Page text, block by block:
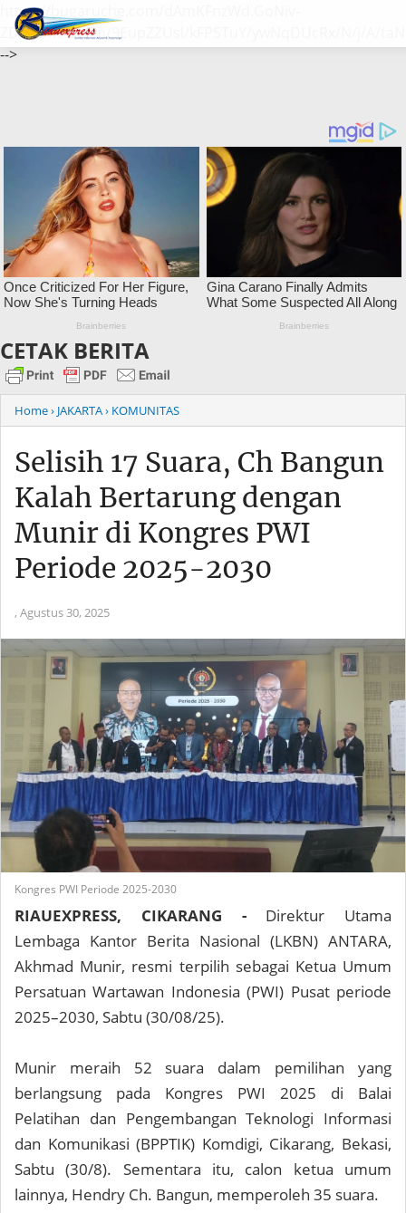
https://bugaruche.com/dAmKFnzWd.GoNiv-
ZDGvUM/DeFm/9EupZZUsl/kFPSTuY/ywNqDUcRx/N/j/A/
-->
CETAK BERITA
Home› JAKARTA› KOMUNITAS
Selisih 17 Suara, Ch Bangun
Kalah Bertarung dengan
Munir di Kongres PWI
Periode 2025-2030
, Agustus 30, 2025
Kongres PWI Periode 2025-2030
RIAUEXPRESS, CIKARANG -Direktur Utama
Lembaga Kantor Berita Nasional (LKBN) ANTARA,
Akhmad Munir, resmi terpilih sebagai Ketua Umum
Persatuan Wartawan Indonesia (PWI) Pusat periode
2025–2030, Sabtu (30/08/25).
Munir meraih 52 suara dalam pemilihan yang
berlangsung pada Kongres PWI 2025 di Balai
Pelatihan dan Pengembangan Teknologi Informasi
dan Komunikasi (BPPTIK) Komdigi, Cikarang, Bekasi,
Sabtu (30/8). Sementara itu, calon ketua umum
lainnya, Hendry Ch. Bangun, memperoleh 35 suara.